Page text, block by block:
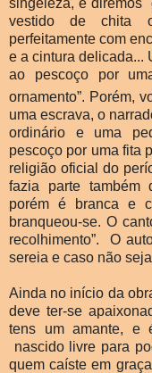
singeleza, e diremos
vestido de chita
perfeitamente com
e a cintura delicada...
ao pescoço por
ornamento”. Porém,
uma escrava, o
ordinário e uma
pescoço por uma fita
religião oficial do
fazia parte também
porém é branca e
branqueou-se. O
recolhimento”. O
sereia e caso não
Ainda no início da
deve ter-se
tens um amante, e
nascido livre para
quem caíste em